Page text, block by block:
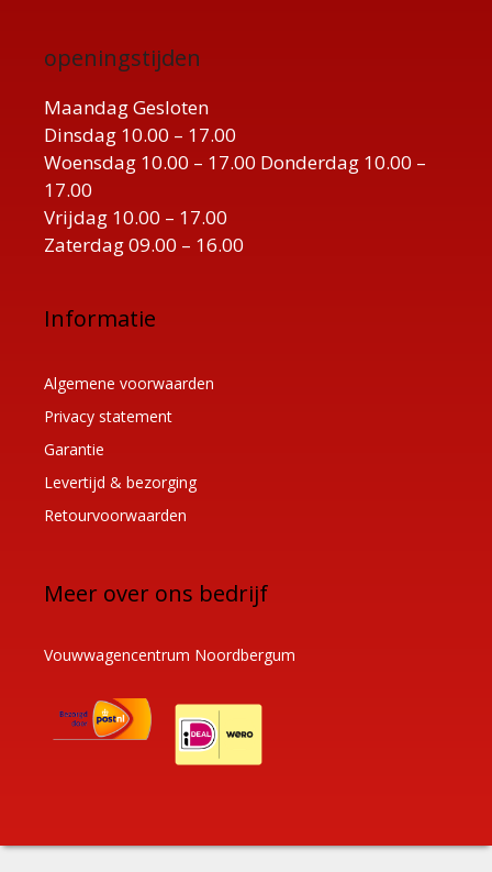
openingstijden
Maandag Gesloten
Dinsdag 10.00 – 17.00
Woensdag 10.00 – 17.00 Donderdag 10.00 –
17.00
Vrijdag 10.00 – 17.00
Zaterdag 09.00 – 16.00
Informatie
Algemene voorwaarden
Privacy statement
Garantie
Levertijd & bezorging
Retourvoorwaarden
Meer over ons bedrijf
Vouwwagencentrum Noordbergum